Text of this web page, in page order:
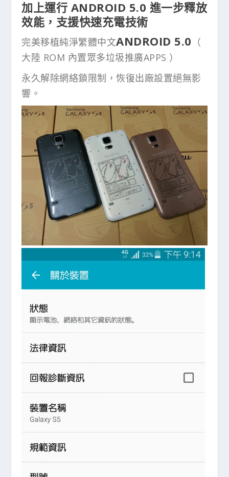
加上運行 ANDROID 5.0 進一步釋放
效能，支援快速充電技術
完美移植純淨繁體中文ANDROID 5.0 （
大陸 ROM 內置眾多垃圾推廣APPS ）
永久解除網絡鎖限制，恢復出廠設置絕無影
響。